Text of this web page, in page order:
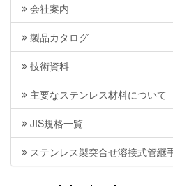
会社案内
製品カタログ
技術資料
主要なステンレス材料について
JIS規格一覧
ステンレス製突合せ溶接式管継